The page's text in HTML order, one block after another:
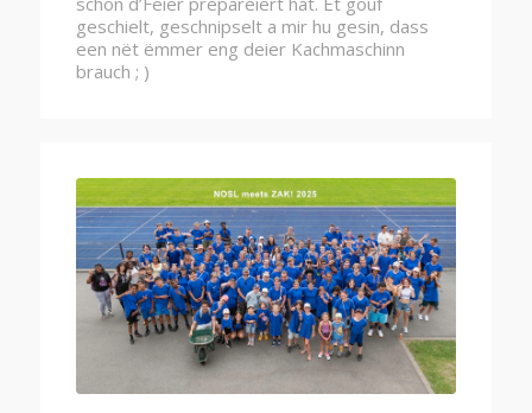
geschielt, geschnipselt a mir hu gesin, dass
een nët ëmmer eng deier Kachmaschinn
brauch ; )